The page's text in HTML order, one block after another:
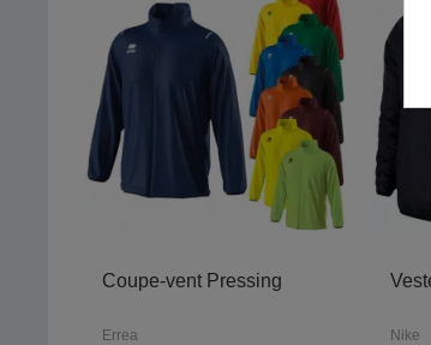
Coupe-vent Pressing
Errea Nike